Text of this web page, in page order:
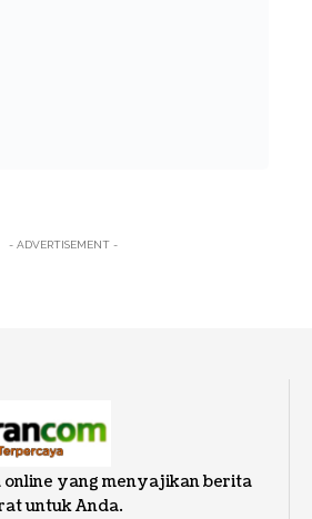
- ADVERTISEMENT -
online yang menyajikan berita
untuk Anda.